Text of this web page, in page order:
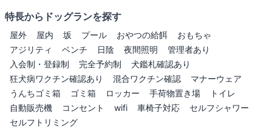
特長からドッグランを探す
屋外 屋内 坂 プール おやつの給餌
おもちゃ
アジリティ
ベンチ 日陰 夜間照明
管理者あり
入会制・登録制
完全予約制
犬鑑札確認あり
狂犬病ワクチン確認あり
混合ワクチン確認
マナーウェア
うんちゴミ箱
ゴミ箱 ロッカー 手荷物置き場
トイレ
自動販売機
コンセント wifi 車椅子対応
セルフシャワー
セルフトリミング